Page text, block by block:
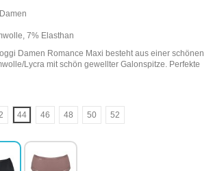
7% Elasthan
Damen Romance Maxi besteht aus einer schönen
Lycra mit schön gewellter Galonspitze. Perfekte
44 46 48 50 52